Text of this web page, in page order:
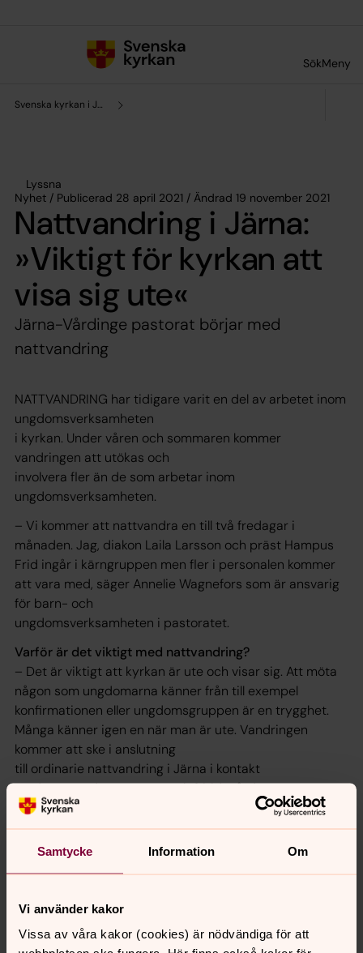
Samtycke Information Om
Vi använder kakor
Vissa av våra kakor (cookies) är nödvändiga för att
SökMeny
Svenska kyrkan i Järna och Vårdinge
Lyssna
Nyhet / Publicerad 28 april 2021 / Ändrad 19 november 2021
Nattvandring i Järna:
»Viktigt för kyrkan att
visa sig ute«
Järna-Vårdinge pastorat börjar med
nattvandring
NATTVANDRING har tidigare varit en del av arbetet inom
ungdomsverksamheten
i kyrkan. Under våren och sommaren kommer
vandringen att utökas och
involvera fler än de som arbetar inom
ungdomsverksamheten.
– Vi kommer att nattvandra en till två fredagar i
månaden. Jag, diakon Laila Larsson och präst Hampus
Frid ingår i kärngruppen men fler i personalen kommer
att vara med, säger Annelie Wagnefors som är ansvarig
för barn- och
ungdomsverksamheten i pastoratet.
Varför är det viktigt med nattvandring?
– Det är viktigt att kyrkan är ute och visar sig. Att möta
någon som ungdomarna känner från till exempel
konfirmationen eller ungdomsgruppen är en trygghet.
Många känner igen en när man är ute. Vandringen
kommer att ske i anslutning
till ordinarie nattvandring i Järna i kontakt
med nattvandrargruppen och fritidsgården.
Synpunkter eller frågor på sidans
jarna-vardinge.pastorat@svenskakyrkan.se
Dela